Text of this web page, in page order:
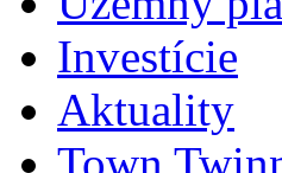
Investície
Aktuality
Town